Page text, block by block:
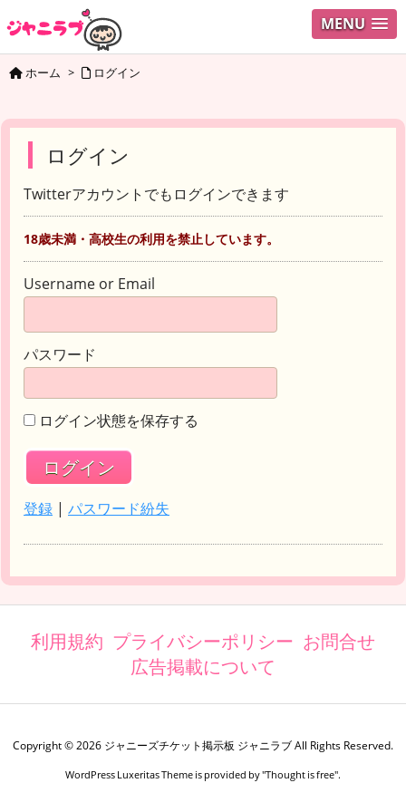
MENU
ホーム > ログイン
ログイン
Twitterアカウントでもログインできます
18歳未満・高校生の利用を禁止しています。
Username or Email
パスワード
ログイン状態を保存する
登録 | パスワード紛失
利用規約 プライバシーポリシー お問合せ
広告掲載について
Copyright ©2026 ジャニーズチケット掲示板 ジャニラブAll Rights Reserved.
WordPress Luxeritas Theme is provided by "Thought is free".